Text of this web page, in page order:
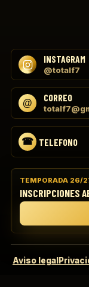
INSTAGRAM
@totalf7
CORREO
TELEFONO
TEMPORADA 26/
INSCRIPCIONES
Aviso legal